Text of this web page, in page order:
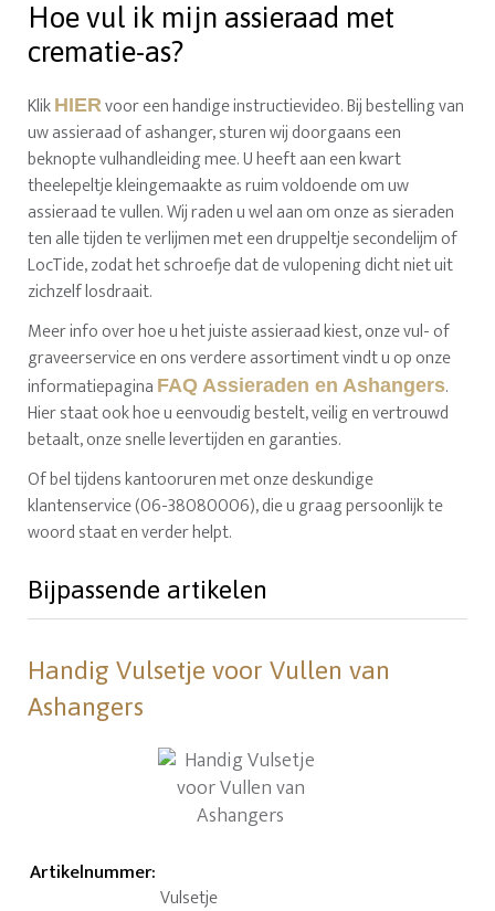
Hoe vul ik mijn assieraad met
crematie-as?
Klik HIERvoor een handige instructievideo. Bij bestelling van
uw assieraad of ashanger, sturen wij doorgaans een
beknopte vulhandleiding mee. U heeft aan een kwart
theelepeltje kleingemaakte as ruim voldoende om uw
assieraad te vullen. Wij raden u wel aan om onze as sieraden
ten alle tijden te verlijmen met een druppeltje secondelijm of
LocTide, zodat het schroefje dat de vulopening dicht niet uit
zichzelf losdraait.
Meer info over hoe u het juiste assieraad kiest, onze vul- of
graveerservice en ons verdere assortiment vindt u op onze
informatiepagina FAQ Assieraden en Ashangers.
Hier staat ook hoe u eenvoudig bestelt, veilig en vertrouwd
betaalt, onze snelle levertijden en garanties.
Of bel tijdens kantooruren met onze deskundige
klantenservice (06-38080006), die u graag persoonlijk te
woord staat en verder helpt.
Bijpassende artikelen
Handig Vulsetje voor Vullen van
Ashangers
Artikelnummer:
Vulsetje